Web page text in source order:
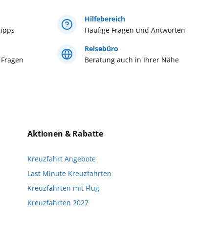
mehr erfahren
Häufige Fragen und Antworten
Hilfebereich
Beratung auch in Ihrer Nähe
Reisebüro
Aktionen & Rabatte
Kreuzfahrt Angebote
Last Minute Kreuzfahrten
Kreuzfahrten mit Flug
Kreuzfahrten 2027